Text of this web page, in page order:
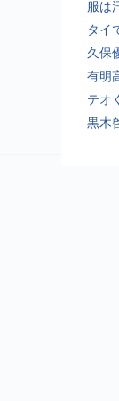
服は
タイ
久保
有明
テオ
黒木